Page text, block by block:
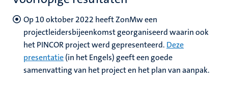
Op 10 oktober 2022 heeft ZonMw een
projectleidersbijeenkomst georganiseerd waarin ook
het PINCOR project werd gepresenteerd. Deze
presentatie(in het Engels) geeft een goede
samenvatting van het project en het plan van aanpak.